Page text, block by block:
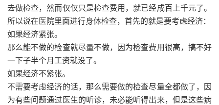
去做检查，然而仅仅只是检查费用，就已经成百上千元了。
所以说在医院里面进行身体检查，首先的就是要考虑经济：
如果经济紧张。
那么能不做的检查就尽量不做，因为检查费用很高，搞不好
一下子半个月工资就没了。
如果经济不紧张。
不需要考虑经济的话，那么需要做的检查尽量全都做了，因
为有些问题通过医生的听诊，未必能听得出来，但是这些病